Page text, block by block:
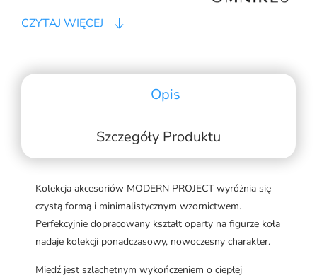
CZYTAJ WIĘCEJ
Opis
Szczegóły Produktu
Kolekcja akcesoriów MODERN PROJECT wyróżnia się
czystą formą i minimalistycznym wzornictwem.
Perfekcyjnie dopracowany kształt oparty na figurze koła
nadaje kolekcji ponadczasowy, nowoczesny charakter.
Miedź jest szlachetnym wykończeniem o ciepłej